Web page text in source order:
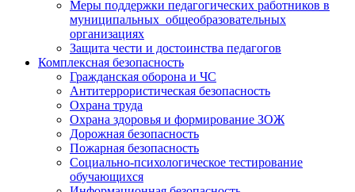
Меры поддержки педагогических работников в
муниципальных общеобразовательных
организациях
Защита чести и достоинства педагогов
Комплексная безопасность
Гражданская оборона и ЧС
Антитеррористическая безопасность
Охрана труда
Охрана здоровья и формирование ЗОЖ
Дорожная безопасность
Пожарная безопасность
Социально-психологическое тестирование
обучающихся